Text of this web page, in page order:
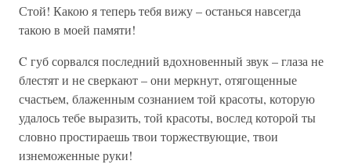
Стой! Какою я теперь тебя вижу – останься навсегда
такою в моей памяти!
C губ сорвался последний вдохновенный звук – глаза не
блестят и не сверкают – они меркнут, отягощенные
счастьем, блаженным сознанием той красоты, которую
удалось тебе выразить, той красоты, вослед которой ты
словно простираешь твои торжествующие, твои
изнеможенные руки!